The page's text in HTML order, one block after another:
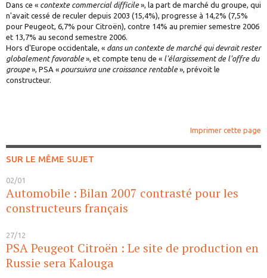
Dans ce « contexte commercial difficile», la part de marché du groupe, qui
n'avait cessé de reculer depuis 2003 (15,4%), progresse à 14,2% (7,5%
pour Peugeot, 6,7% pour Citroën), contre 14% au premier semestre 2006
et 13,7% au second semestre 2006.
Hors d'Europe occidentale, « dans un contexte de marché qui devrait rester
globalement favorable», et compte tenu de « l'élargissement de l'offre du
groupe», PSA « poursuivra une croissance rentable», prévoit le
constructeur.
Imprimer cette page
SUR LE MÊME SUJET
02/01
Automobile : Bilan 2007 contrasté pour les
constructeurs français
27/12
PSA Peugeot Citroën : Le site de production en
Russie sera Kalouga